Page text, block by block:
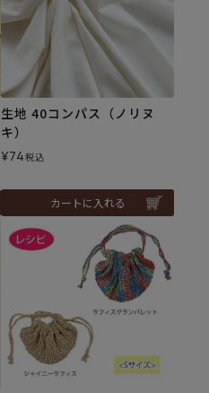
生地 40コンパス（ノリヌ
キ）
¥74税込
カートに入れる